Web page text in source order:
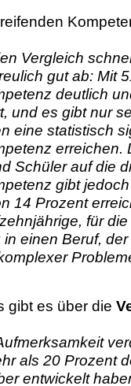
Vergleich
gut ab: Mit
deutlich
und es gibt nur
eine statistisch
erreichen.
Schüler auf die
gibt
14 Prozent
für
einen Beruf,
gibt es über die
als 20 Prozent
entwickelt